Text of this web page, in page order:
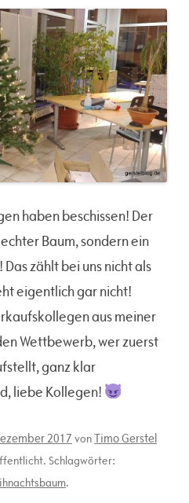
haben beschissen! Der
Baum, sondern ein
zählt bei uns nicht als
eigentlich gar nicht!
aus meiner
Wettbewerb, wer zuerst
ganz klar
liebe Kollegen!
2017 vonTimo Gerstel
Schlagwörter:
.